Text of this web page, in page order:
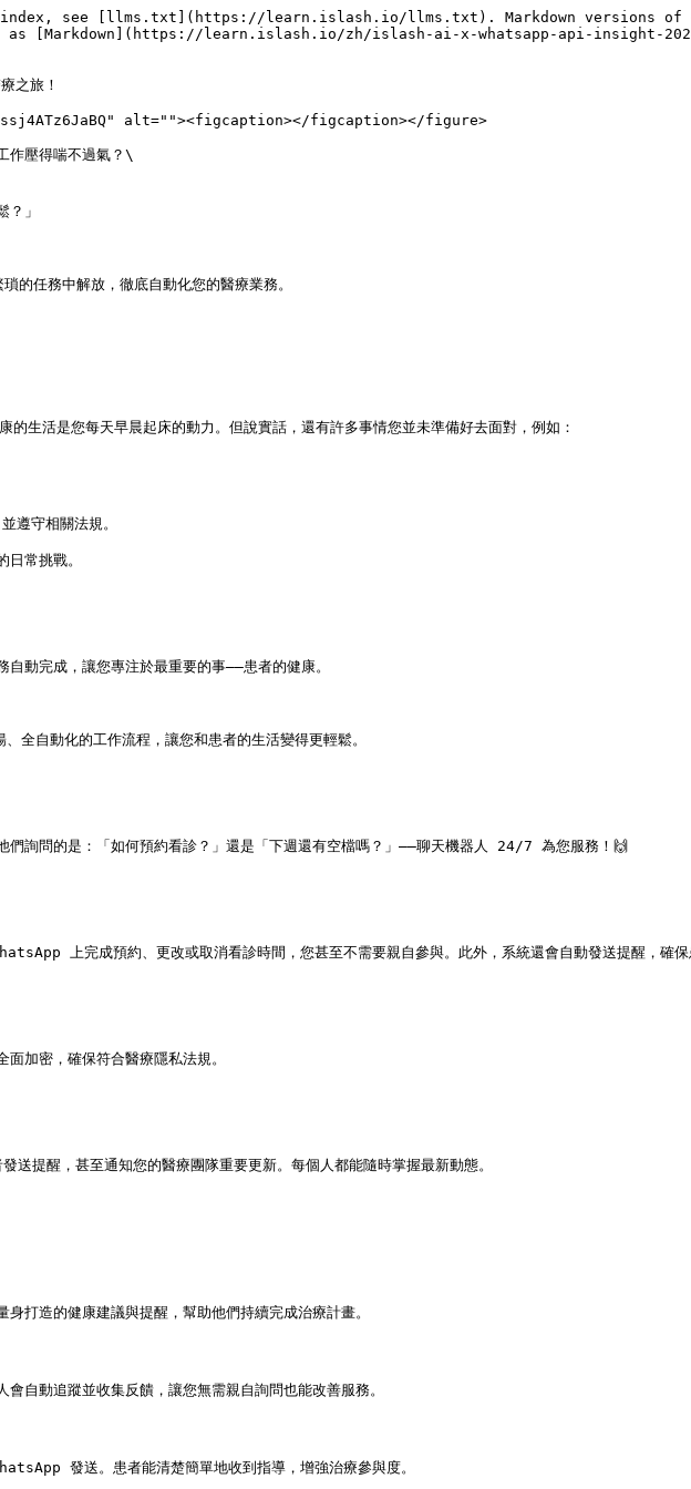
index, see [llms.txt](https://learn.islash.io/llms.txt). Markdown versions of
as [Markdown](https://learn.islash.io/zh/islash-ai-x-whatsapp-api-insight-
之旅！
alt=""><figcaption></figcaption></figure>
作壓得喘不過氣？\
」
任務中解放，徹底自動化您的醫療業務。
的生活是您每天早晨起床的動力。但說實話，還有許多事情您並未準備好去面對，例如：
遵守相關法規。
常挑戰。
動完成，讓您專注於最重要的事——患者的健康。
自動化的工作流程，讓您和患者的生活變得更輕鬆。
們詢問的是：「如何預約看診？」還是「下週還有空檔嗎？」——聊天機器人 24/7 為您服務！🙌
上完成預約、更改或取消看診時間，您甚至不需要親自參與。此外，系統還會自動發送提醒，確
加密，確保符合醫療隱私法規。
提醒，甚至通知您的醫療團隊重要更新。每個人都能隨時掌握最新動態。
打造的健康建議與提醒，幫助他們持續完成治療計畫。
自動追蹤並收集反饋，讓您無需親自詢問也能改善服務。
發送。患者能清楚簡單地收到指導，增強治療參與度。